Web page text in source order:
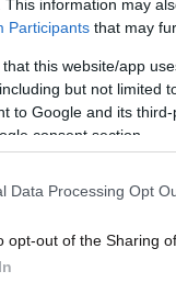
This information may
Participants that may
that this website/app
but not limited
to Google and its
consent section.
Data Processing Opt
opt-out of the Sharing
είναι πως
σεισμό. Μόνο
με τον δήμαρχο,
ο τελευταίος
μήνυμα
τα ΜΜΕ μπορούν
για το νησί.
τα άλλα